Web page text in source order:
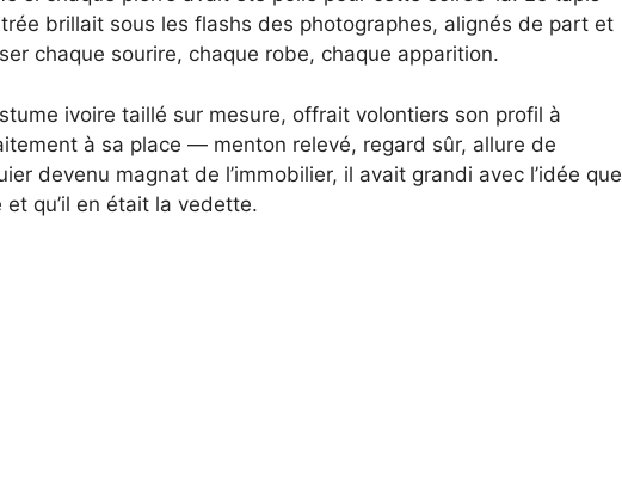
brillait sous les flashs des photographes, alignés de part et
chaque sourire, chaque robe, chaque apparition.
ivoire taillé sur mesure, offrait volontiers son profil à
à sa place — menton relevé, regard sûr, allure de
devenu magnat de l’immobilier, il avait grandi avec l’idée que
qu’il en était la vedette.